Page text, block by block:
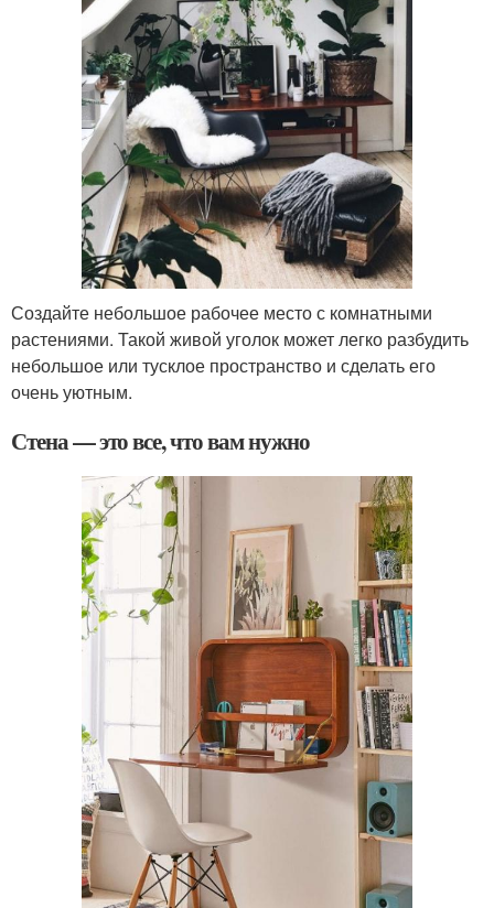
Создайте небольшое рабочее место с комнатными
растениями. Такой живой уголок может легко разбудить
небольшое или тусклое пространство и сделать его
очень уютным.
Стена — это все, что вам нужно